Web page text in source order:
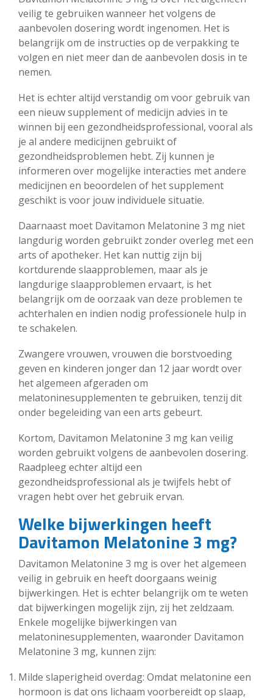
veilig te gebruiken wanneer het volgens de
aanbevolen dosering wordt ingenomen. Het is
belangrijk om de instructies op de verpakking te
volgen en niet meer dan de aanbevolen dosis in te
nemen.
Het is echter altijd verstandig om voor gebruik van
een nieuw supplement of medicijn advies in te
winnen bij een gezondheidsprofessional, vooral als
je al andere medicijnen gebruikt of
gezondheidsproblemen hebt. Zij kunnen je
informeren over mogelijke interacties met andere
medicijnen en beoordelen of het supplement
geschikt is voor jouw individuele situatie.
Daarnaast moet Davitamon Melatonine 3 mg niet
langdurig worden gebruikt zonder overleg met een
arts of apotheker. Het kan nuttig zijn bij
kortdurende slaapproblemen, maar als je
langdurige slaapproblemen ervaart, is het
belangrijk om de oorzaak van deze problemen te
achterhalen en indien nodig professionele hulp in
te schakelen.
Zwangere vrouwen, vrouwen die borstvoeding
geven en kinderen jonger dan 12 jaar wordt over
het algemeen afgeraden om
melatoninesupplementen te gebruiken, tenzij dit
onder begeleiding van een arts gebeurt.
Kortom, Davitamon Melatonine 3 mg kan veilig
worden gebruikt volgens de aanbevolen dosering.
Raadpleeg echter altijd een
gezondheidsprofessional als je twijfels hebt of
vragen hebt over het gebruik ervan.
Welke bijwerkingen heeft
Davitamon Melatonine 3 mg?
Davitamon Melatonine 3 mg is over het algemeen
veilig in gebruik en heeft doorgaans weinig
bijwerkingen. Het is echter belangrijk om te weten
dat bijwerkingen mogelijk zijn, zij het zeldzaam.
Enkele mogelijke bijwerkingen van
melatoninesupplementen, waaronder Davitamon
Melatonine 3 mg, kunnen zijn:
Milde slaperigheid overdag: Omdat melatonine een
hormoon is dat ons lichaam voorbereidt op slaap,